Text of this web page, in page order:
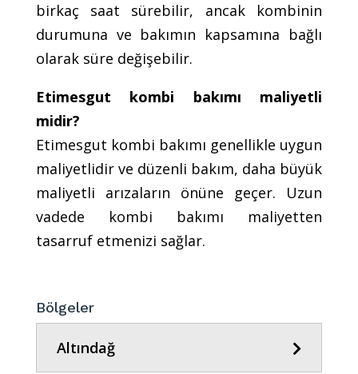
birkaç saat sürebilir, ancak kombinin
durumuna ve bakımın kapsamına bağlı
olarak süre değişebilir.
Etimesgut kombi bakımı maliyetli
midir?
Etimesgut kombi bakımı genellikle uygun
maliyetlidir ve düzenli bakım, daha büyük
maliyetli arızaların önüne geçer. Uzun
vadede kombi bakımı maliyetten
tasarruf etmenizi sağlar.
Bölgeler
Altındağ